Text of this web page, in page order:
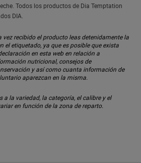
Todos los productos de Dia Temptation
DIA.
vez recibido el producto leas detenidamente la
el etiquetado, ya que es posible que exista
en esta web en relación a
nutricional, consejos de
y así como cuanta información de
aparezcan en la misma.
a la variedad, la categoría, el calibre y el
en función de la zona de reparto.